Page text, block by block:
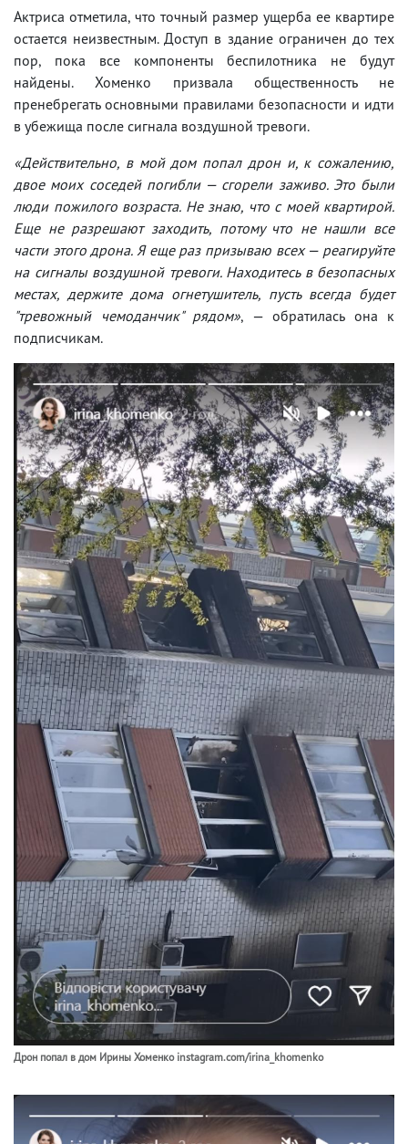
Актриса отметила, что точный размер ущерба ее квартире
остается неизвестным. Доступ в здание ограничен до тех
пор, пока все компоненты беспилотника не будут
найдены. Хоменко призвала общественность не
пренебрегать основными правилами безопасности и идти
в убежища после сигнала воздушной тревоги.
«Действительно, в мой дом попал дрон и, к сожалению,
двое моих соседей погибли — сгорели заживо. Это были
люди пожилого возраста. Не знаю, что с моей квартирой.
Еще не разрешают заходить, потому что не нашли все
части этого дрона. Я еще раз призываю всех — реагируйте
на сигналы воздушной тревоги. Находитесь в безопасных
местах, держите дома огнетушитель, пусть всегда будет
"тревожный чемоданчик" рядом», — обратилась она к
подписчикам.
Дрон попал в дом Ирины Хоменко instagram.com/irina_khomenko